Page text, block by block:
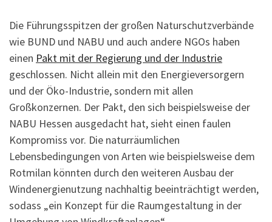
Die Führungsspitzen der großen Naturschutzverbände
wie BUND und NABU und auch andere NGOs haben
einen Pakt mit der Regierung und der Industrie
geschlossen. Nicht allein mit den Energieversorgern
und der Öko-Industrie, sondern mit allen
Großkonzernen. Der Pakt, den sich beispielsweise der
NABU Hessen ausgedacht hat, sieht einen faulen
Kompromiss vor. Die naturräumlichen
Lebensbedingungen von Arten wie beispielsweise dem
Rotmilan könnten durch den weiteren Ausbau der
Windenergienutzung nachhaltig beeinträchtigt werden,
sodass „ein Konzept für die Raumgestaltung in der